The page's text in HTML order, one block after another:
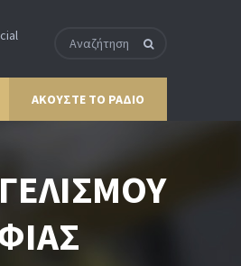
ΑΚΟΥΣΤΕ ΤΟ ΡΑΔΙΟ